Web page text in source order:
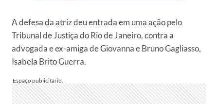
A defesa da atriz deu entrada em uma ação pelo
Tribunal de Justiça do Rio de Janeiro, contra a
advogada e ex-amiga de Giovanna e Bruno Gagliasso,
Isabela Brito Guerra.